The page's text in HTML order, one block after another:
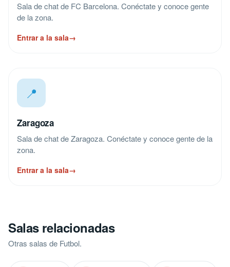
Sala de chat de FC Barcelona. Conéctate y conoce gente
de la zona.
Entrar a la sala→
📍
Zaragoza
Sala de chat de Zaragoza. Conéctate y conoce gente de la
zona.
Entrar a la sala→
Salas relacionadas
Otras salas de Futbol.